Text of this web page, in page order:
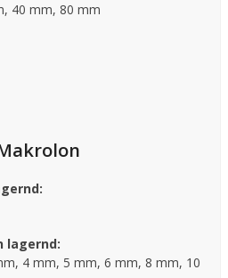
40 mm, 80 mm
lagernd:
4 mm, 5 mm, 6 mm, 8 mm, 10